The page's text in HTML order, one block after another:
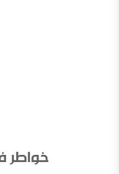
خواطر